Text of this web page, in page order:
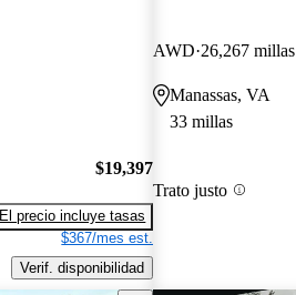
$19,397
El precio incluye tasas
$367/mes est.
Verif. disponibilidad
AWD 26,267 millas
Manassas, VA
33 millas
Trato justo